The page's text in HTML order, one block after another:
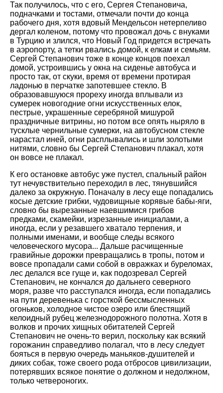
Так получилось, что с его, Сергея Степановича,
подначками и тостами, отмечали почти до конца
рабочего дня, хотя вдовый Мендельсон нетерпеливо
дергал коленом, потому что провожал дочь с внуками
в Турцию и злился, что Новый Год придется встречать
в аэропорту, а тетки рвались домой, к елкам и семьям.
Сергей Степанович тоже в конце концов поехал
домой, устроившись у окна на сиденье автобуса и
просто так, от скуки, время от времени протирая
ладонью в перчатке запотевшее стекло. В
образовавшуюся прореху иногда вплывали из
сумерек новогодние огни искусственных елок,
пестрые, украшенные серебряной мишурой
праздничные витрины, но потом все опять ныряло в
тусклые чернильные сумерки, на автобусном стекле
нарастал иней, огни расплывались и шли золотыми
нитями, словно бы Сергей Степанович плакал, хотя
он вовсе не плакал.
К его остановке автобус уже пустел, спальный район
тут нечувствительно переходил в лес, тянувшийся
далеко за окружную. Поначалу в лесу еще попадались
косые детские грибки, чудовищные корявые бабы-яги,
словно бы вырезанные наевшимися грибов
предками, скамейки, изрезанные инициалами, а
иногда, если у резавшего хватало терпения, и
полными именами, и вообще следы всякого
человеческого мусора... Дальше расчищенные
гравийные дорожки превращались в тропы, потом и
вовсе пропадали сами собой в овражках и буреломах,
лес делался все гуще и, как подозревал Сергей
Степанович, не кончался до дальнего северного
моря, разве что расступался иногда, если попадались
на пути деревенька с горсткой бессмысленных
огоньков, холодное чистое озеро или блестящий
келоидный рубец железнодорожного полотна. Хотя в
волков и прочих хищных обитателей Сергей
Степанович не очень-то верил, поскольку как всякий
горожанин справедливо полагал, что в лесу следует
бояться в первую очередь маньяков-душителей и
диких собак, тоже своего рода отбросов цивилизации,
потерявших всякое понятие о должном и недолжном,
только четвероногих.